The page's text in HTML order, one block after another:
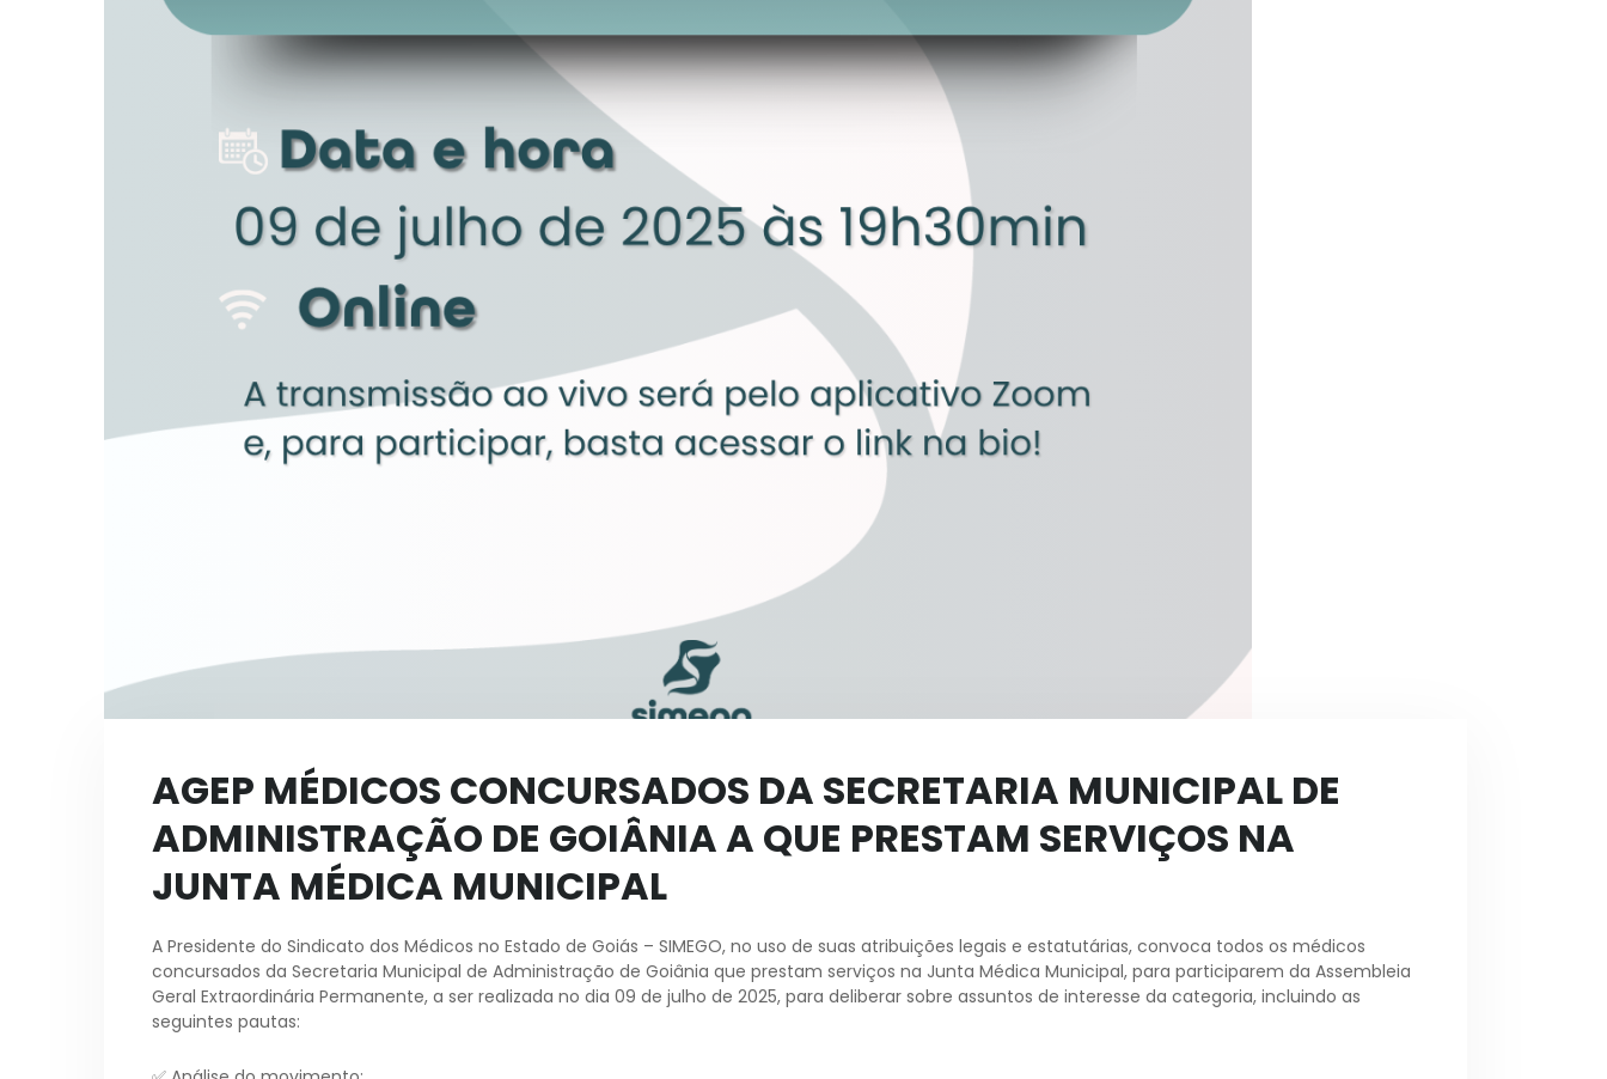
AGEP MÉDICOS CONCURSADOS DA SECRETARIA MUNICIPAL DE
ADMINISTRAÇÃO DE GOIÂNIA A QUE PRESTAM SERVIÇOS NA
JUNTA MÉDICA MUNICIPAL
A Presidente do Sindicato dos Médicos no Estado de Goiás – SIMEGO, no uso de suas atribuições legais e estatutárias, convoca todos os médicos
concursados da Secretaria Municipal de Administração de Goiânia que prestam serviços na Junta Médica Municipal, para participarem da Assembleia
Geral Extraordinária Permanente, a ser realizada no dia 09 de julho de 2025, para deliberar sobre assuntos de interesse da categoria, incluindo as
seguintes pautas: